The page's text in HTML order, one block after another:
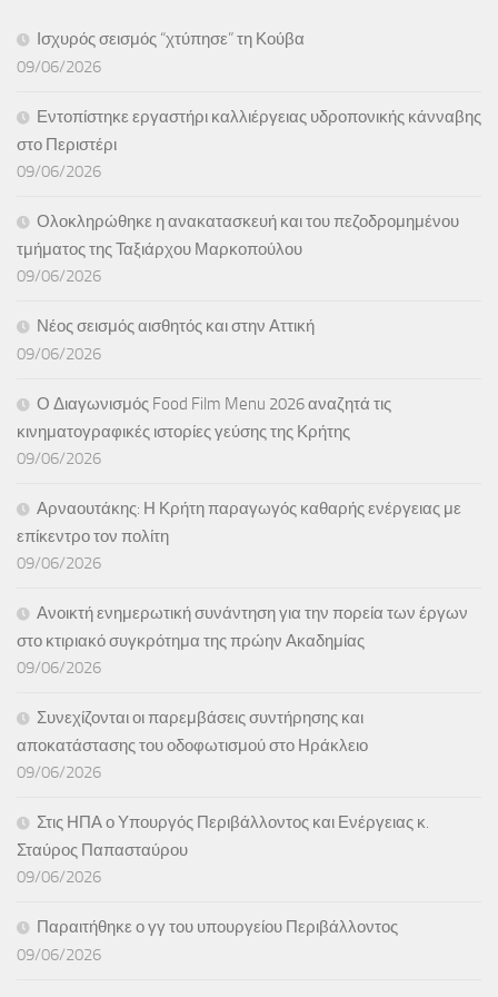
Ισχυρός σεισμός “χτύπησε” τη Κούβα
09/06/2026
Εντοπίστηκε εργαστήρι καλλιέργειας υδροπονικής κάνναβης
στο Περιστέρι
09/06/2026
Ολοκληρώθηκε η ανακατασκευή και του πεζοδρομημένου
τμήματος της Ταξιάρχου Μαρκοπούλου
09/06/2026
Νέος σεισμός αισθητός και στην Αττική
09/06/2026
Ο Διαγωνισμός Food Film Menu 2026 αναζητά τις
κινηματογραφικές ιστορίες γεύσης της Κρήτης
09/06/2026
Αρναουτάκης: Η Κρήτη παραγωγός καθαρής ενέργειας με
επίκεντρο τον πολίτη
09/06/2026
Ανοικτή ενημερωτική συνάντηση για την πορεία των έργων
στο κτιριακό συγκρότημα της πρώην Ακαδημίας
09/06/2026
Συνεχίζονται οι παρεμβάσεις συντήρησης και
αποκατάστασης του οδοφωτισμού στο Ηράκλειο
09/06/2026
Στις ΗΠΑ ο Υπουργός Περιβάλλοντος και Ενέργειας κ.
Σταύρος Παπασταύρου
09/06/2026
Παραιτήθηκε ο γγ του υπουργείου Περιβάλλοντος
09/06/2026